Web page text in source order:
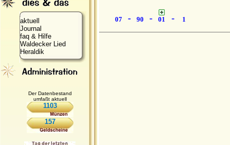
aktuell
Journal
faq & Hilfe
Waldecker Lied
Heraldik
Der Datenbestand
umfaßt aktuell
1103
157
07 - 90 - 01 - 1